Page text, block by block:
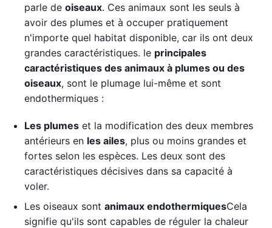
parle de oiseaux. Ces animaux sont les seuls à
avoir des plumes et à occuper pratiquement
n'importe quel habitat disponible, car ils ont deux
grandes caractéristiques. le principales
caractéristiques des animaux à plumes ou des
oiseaux, sont le plumage lui-même et sont
endothermiques :
Les plumes et la modification des deux membres
antérieurs en les ailes, plus ou moins grandes et
fortes selon les espèces. Les deux sont des
caractéristiques décisives dans sa capacité à
voler.
Les oiseaux sont animaux endothermiquesCela
signifie qu'ils sont capables de réguler la chaleur